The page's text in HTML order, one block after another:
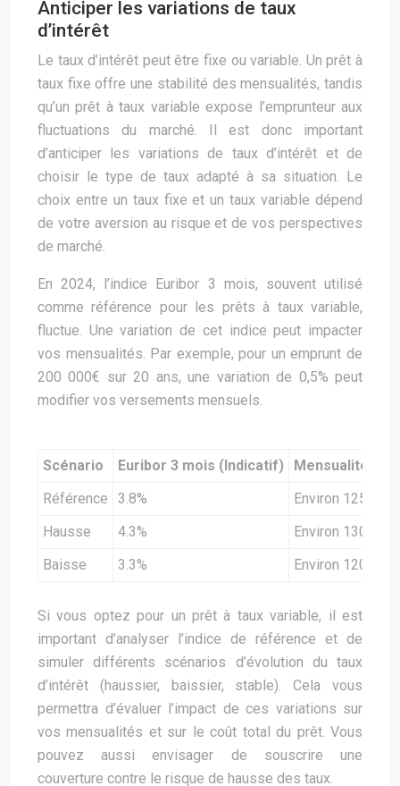
Anticiper les variations de taux
d’intérêt
Le taux d’intérêt peut être fixe ou variable. Un prêt à
taux fixe offre une stabilité des mensualités, tandis
qu’un prêt à taux variable expose l’emprunteur aux
fluctuations du marché. Il est donc important
d’anticiper les variations de taux d’intérêt et de
choisir le type de taux adapté à sa situation. Le
choix entre un taux fixe et un taux variable dépend
de votre aversion au risque et de vos perspectives
de marché.
En 2024, l’indice Euribor 3 mois, souvent utilisé
comme référence pour les prêts à taux variable,
fluctue. Une variation de cet indice peut impacter
vos mensualités. Par exemple, pour un emprunt de
200 000€ sur 20 ans, une variation de 0,5% peut
modifier vos versements mensuels.
Scénario Euribor 3 mois (Indicatif)
Mensualité
Référence
3.8%
Environ 1250€
Hausse
4.3%
Environ 1300€
Baisse
3.3% Environ 1200€
Si vous optez pour un prêt à taux variable, il est
important d’analyser l’indice de référence et de
simuler différents scénarios d’évolution du taux
d’intérêt (haussier, baissier, stable). Cela vous
permettra d’évaluer l’impact de ces variations sur
vos mensualités et sur le coût total du prêt. Vous
pouvez aussi envisager de souscrire une
couverture contre le risque de hausse des taux.